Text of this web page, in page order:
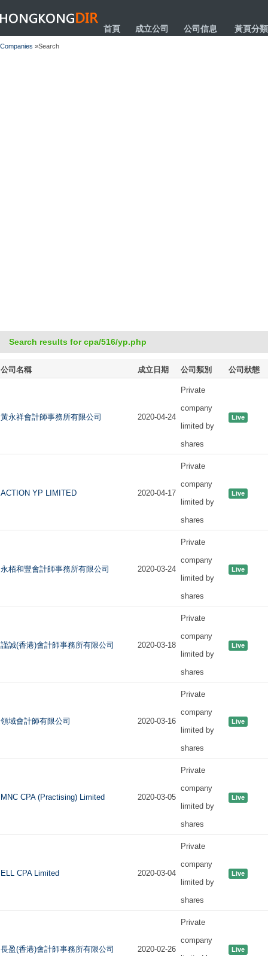
HONGKONGDIR
首頁 成立公司 公司信息 黃頁分類
Companies »Search
Search results for cpa/516/yp.php
公司名稱 成立日期 公司類別 公司狀態
黃永祥會計師事務所有限公司 2020-04-24
Private
company
limited by
shares
Live
ACTION YP LIMITED 2020-04-17
Private
company
limited by
shares
Live
永栢和豐會計師事務所有限公司 2020-03-24
Private
company
limited by
shares
Live
謹誠(香港)會計師事務所有限公司 2020-03-18
Private
company
limited by
shares
Live
領域會計師有限公司 2020-03-16
Private
company
limited by
shares
Live
MNC CPA (Practising) Limited 2020-03-05
Private
company
limited by
shares
Live
ELL CPA Limited 2020-03-04
Private
company
limited by
shares
Live
長盈(香港)會計師事務所有限公司 2020-02-26
Private
company
Live